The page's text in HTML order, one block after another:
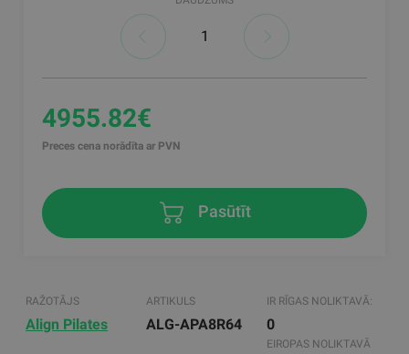
4955.82€
Preces cena norādīta ar PVN
Pasūtīt
RAŽOTĀJS
Align Pilates
ARTIKULS
ALG-APA8R64
IR RĪGAS NOLIKTAVĀ:
0
EIROPAS NOLIKTAVĀ